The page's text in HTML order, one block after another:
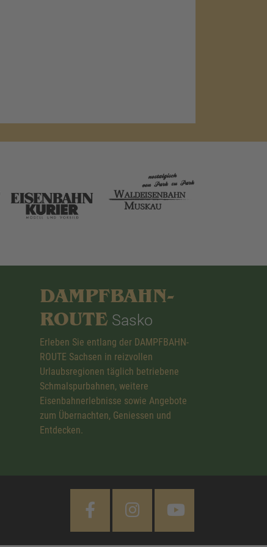
DAMPFBAHN-
ROUTE Sasko
Erleben Sie entlang der DAMPFBAHN-
ROUTE Sachsen in reizvollen
Urlaubsregionen täglich betriebene
Schmalspurbahnen, weitere
Eisenbahnerlebnisse sowie Angebote
zum Übernachten, Geniessen und
Entdecken.